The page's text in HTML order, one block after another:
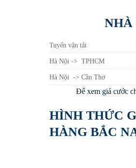
NHÀ
Tuyến vận tải
Hà Nội -> TPHCM
Hà Nội -> Cần Thơ
Để xem giá cước
HÌNH THỨC
HÀNG BẮC